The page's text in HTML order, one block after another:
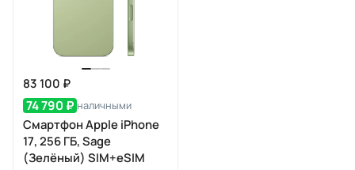
83 100 ₽
74 790 ₽ наличными
Смартфон Apple iPhone
17, 256 ГБ, Sage
(Зелёный) SIM+eSIM